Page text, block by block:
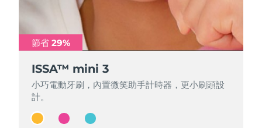
節省 29%
ISSA™ mini 3
小巧電動牙刷，內置微笑助手計時器，更小刷頭設
計。
節省 29%
ISSA™ mini 3
小巧電動牙刷，內置微笑助手計時器，更小刷頭設
計。
節省 29%
ISSA™ mini 3
小巧電動牙刷，內置微笑助手計時器，更小刷頭設
計。